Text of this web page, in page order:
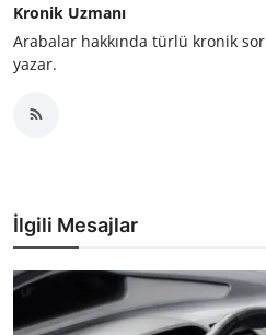
Kronik Uzmanı
Arabalar hakkında türlü kronik
yazar.
İlgili Mesajlar